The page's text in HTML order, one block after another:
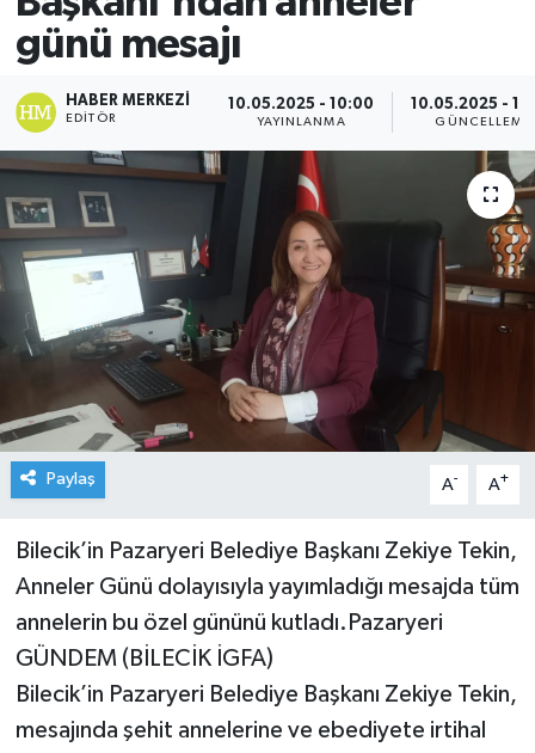
günü mesajı
HABER MERKEZI
EDITÖR
10.05.2025 - 10:00
YAYINLANMA
10.05.2025 -
GÜNCELLEME
Paylaş A- A+
Bilecik’in Pazaryeri Belediye Başkanı Zekiye Tekin,
Anneler Günü dolayısıyla yayımladığı mesajda tüm
annelerin bu özel gününü kutladı.Pazaryeri
GÜNDEM (BİLECİK İGFA)
Bilecik’in Pazaryeri Belediye Başkanı Zekiye Tekin,
mesajında şehit annelerine ve ebediyete irtihal